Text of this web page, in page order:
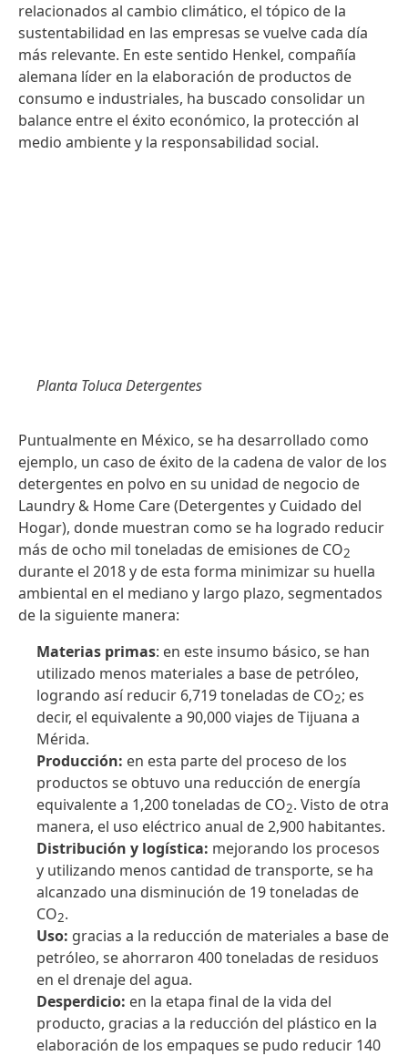
relacionados al cambio climático, el tópico de la
sustentabilidad en las empresas se vuelve cada día
más relevante. En este sentido Henkel, compañía
alemana líder en la elaboración de productos de
consumo e industriales, ha buscado consolidar un
balance entre el éxito económico, la protección al
medio ambiente y la responsabilidad social.
Planta Toluca Detergentes
Puntualmente en México, se ha desarrollado como
ejemplo, un caso de éxito de la cadena de valor de los
detergentes en polvo en su unidad de negocio de
Laundry & Home Care (Detergentes y Cuidado del
Hogar), donde muestran como se ha logrado reducir
más de ocho mil toneladas de emisiones de CO2
durante el 2018 y de esta forma minimizar su huella
ambiental en el mediano y largo plazo, segmentados
de la siguiente manera:
Materias primas: en este insumo básico, se han
utilizado menos materiales a base de petróleo,
logrando así reducir 6,719 toneladas de CO2; es
decir, el equivalente a 90,000 viajes de Tijuana a
Mérida.
Producción: en esta parte del proceso de los
productos se obtuvo una reducción de energía
equivalente a 1,200 toneladas de CO2. Visto de otra
manera, el uso eléctrico anual de 2,900 habitantes.
Distribución y logística: mejorando los procesos
y utilizando menos cantidad de transporte, se ha
alcanzado una disminución de 19 toneladas de
CO2.
Uso: gracias a la reducción de materiales a base de
petróleo, se ahorraron 400 toneladas de residuos
en el drenaje del agua.
Desperdicio: en la etapa final de la vida del
producto, gracias a la reducción del plástico en la
elaboración de los empaques se pudo reducir 140